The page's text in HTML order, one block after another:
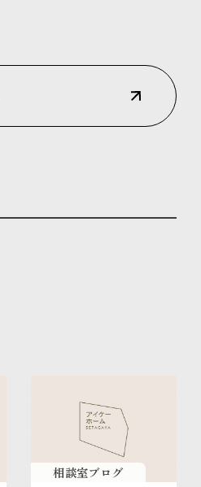
相談室ブログ